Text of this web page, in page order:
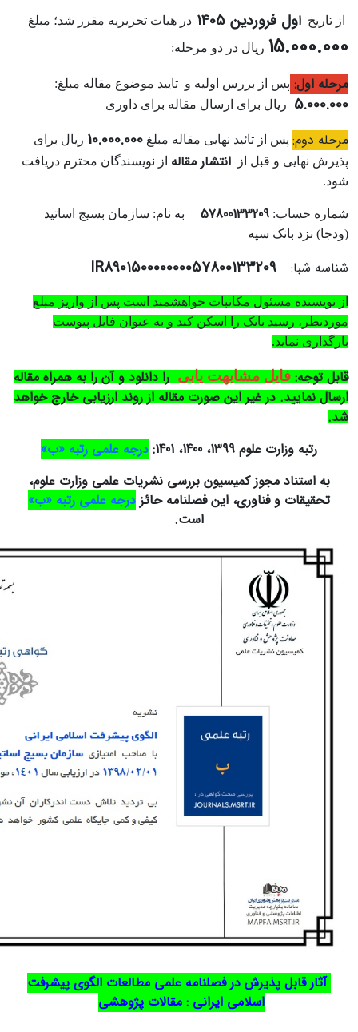
از تاریخ اول فروردین 1405 در هیات تحریریه مقرر شد؛ مبلغ
15.000.000 ریال در دو مرحله:
مرحله اول: پس از بررس اولیه و تایید موضوع مقاله مبلغ:
5.000.000 ریال برای ارسال مقاله برای داوری
مرحله دوم: پس از تائید نهایی مقاله مبلغ 10.000.000 ریال برای
پذیرش نهایی و قبل از انتشار مقاله از نویسندگان محترم دریافت
‌شود.
شماره حساب: 57800133209
به نام: سازمان بسیج اساتید
(ودجا) نزد بانک سپه
شناسه شبا: IR890150000000057800133209
از نویسنده مسئول مکاتبات خواهشمند است پس از واریز مبلغ
موردنظر، رسید بانک را اسکن کند و به عنوان فایل پیوست
بارگذاری نماید.
قابل توجه: فایل مشابهت یابی را دانلود و آن را به همراه مقاله
ارسال نمایید. در غیر این صورت مقاله از روند ارزیابی خارج خواهد
شد.
رتبه وزارت علوم 1399، 1400، 1401:
درجه علمی رتبه «ب»
به استناد مجوز کمیسیون بررسی نشریات علمی وزارت علوم،
تحقیقات و فناوری، این فصلنامه حائز درجه علمی رتبه «ب»
است.
آثار قابل پذیرش در فصلنامه علمی مطالعات الگوی پیشرفت
اسلامی ایرانی : مقالات پژوهشی